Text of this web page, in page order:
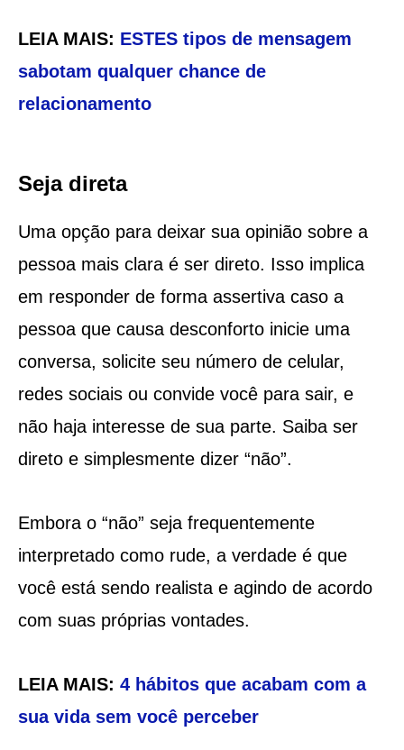
LEIA MAIS: ESTES tipos de mensagem
sabotam qualquer chance de
relacionamento
Seja direta
Uma opção para deixar sua opinião sobre a
pessoa mais clara é ser direto. Isso implica
em responder de forma assertiva caso a
pessoa que causa desconforto inicie uma
conversa, solicite seu número de celular,
redes sociais ou convide você para sair, e
não haja interesse de sua parte. Saiba ser
direto e simplesmente dizer “não”.
Embora o “não” seja frequentemente
interpretado como rude, a verdade é que
você está sendo realista e agindo de acordo
com suas próprias vontades.
LEIA MAIS: 4 hábitos que acabam com a
sua vida sem você perceber